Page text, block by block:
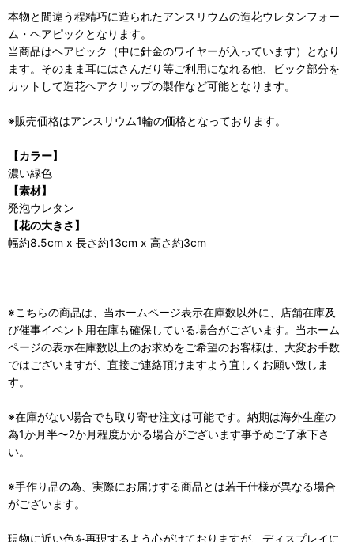
本物と間違う程精巧に造られたアンスリウムの造花ウレタンフォー
ム・ヘアピックとなります。
当商品はヘアピック（中に針金のワイヤーが入っています）となり
ます。そのまま耳にはさんだり等ご利用になれる他、ピック部分を
カットして造花ヘアクリップの製作など可能となります。
※販売価格はアンスリウム1輪の価格となっております。
【カラー】
濃い緑色
【素材】
発泡ウレタン
【花の大きさ】
幅約8.5cm x 長さ約13cm x 高さ約3cm
※こちらの商品は、当ホームページ表示在庫数以外に、店舗在庫及
び催事イベント用在庫も確保している場合がございます。当ホーム
ページの表示在庫数以上のお求めをご希望のお客様は、大変お手数
ではございますが、直接ご連絡頂けますよう宜しくお願い致しま
す。
※在庫がない場合でも取り寄せ注文は可能です。納期は海外生産の
為1か月半〜2か月程度かかる場合がございます事予めご了承下さ
い。
※手作り品の為、実際にお届けする商品とは若干仕様が異なる場合
がございます。
現物に近い色を再現するよう心がけておりますが、ディスプレイに